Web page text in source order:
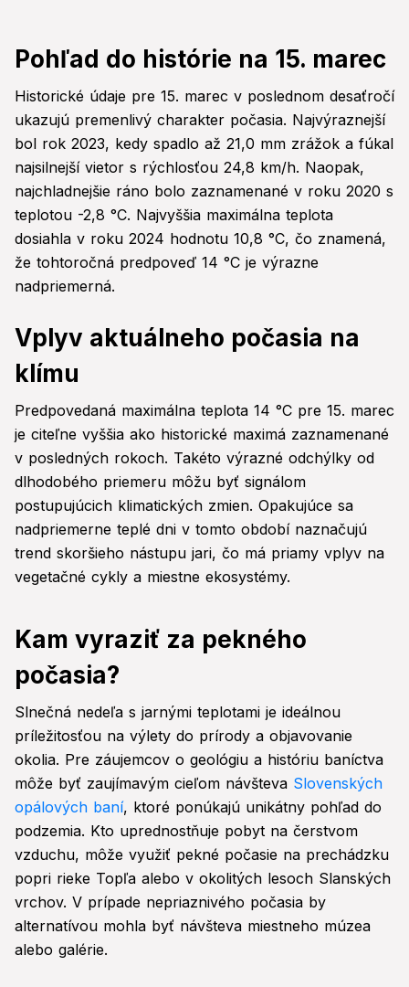
Pohľad do histórie na 15. marec
Historické údaje pre 15. marec v poslednom desaťročí
ukazujú premenlivý charakter počasia. Najvýraznejší
bol rok 2023, kedy spadlo až 21,0 mm zrážok a fúkal
najsilnejší vietor s rýchlosťou 24,8 km/h. Naopak,
najchladnejšie ráno bolo zaznamenané v roku 2020 s
teplotou -2,8 °C. Najvyššia maximálna teplota
dosiahla v roku 2024 hodnotu 10,8 °C, čo znamená,
že tohtoročná predpoveď 14 °C je výrazne
nadpriemerná.
Vplyv aktuálneho počasia na
klímu
Predpovedaná maximálna teplota 14 °C pre 15. marec
je citeľne vyššia ako historické maximá zaznamenané
v posledných rokoch. Takéto výrazné odchýlky od
dlhodobého priemeru môžu byť signálom
postupujúcich klimatických zmien. Opakujúce sa
nadpriemerne teplé dni v tomto období naznačujú
trend skoršieho nástupu jari, čo má priamy vplyv na
vegetačné cykly a miestne ekosystémy.
Kam vyraziť za pekného
počasia?
Slnečná nedeľa s jarnými teplotami je ideálnou
príležitosťou na výlety do prírody a objavovanie
okolia. Pre záujemcov o geológiu a históriu baníctva
môže byť zaujímavým cieľom návšteva Slovenských
opálových baní, ktoré ponúkajú unikátny pohľad do
podzemia. Kto uprednostňuje pobyt na čerstvom
vzduchu, môže využiť pekné počasie na prechádzku
popri rieke Topľa alebo v okolitých lesoch Slanských
vrchov. V prípade nepriaznivého počasia by
alternatívou mohla byť návšteva miestneho múzea
alebo galérie.